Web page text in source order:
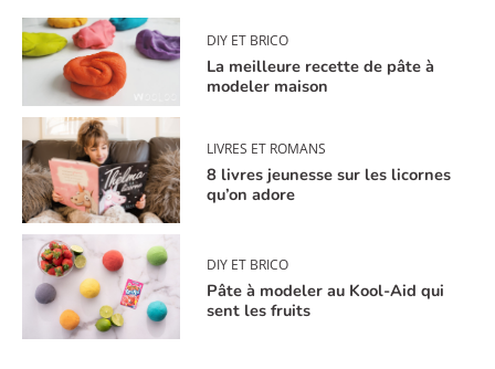
DIY ET BRICO
La meilleure recette de pâte à
modeler maison
LIVRES ET ROMANS
8 livres jeunesse sur les licornes
qu’on adore
DIY ET BRICO
Pâte à modeler au Kool-Aid qui
sent les fruits